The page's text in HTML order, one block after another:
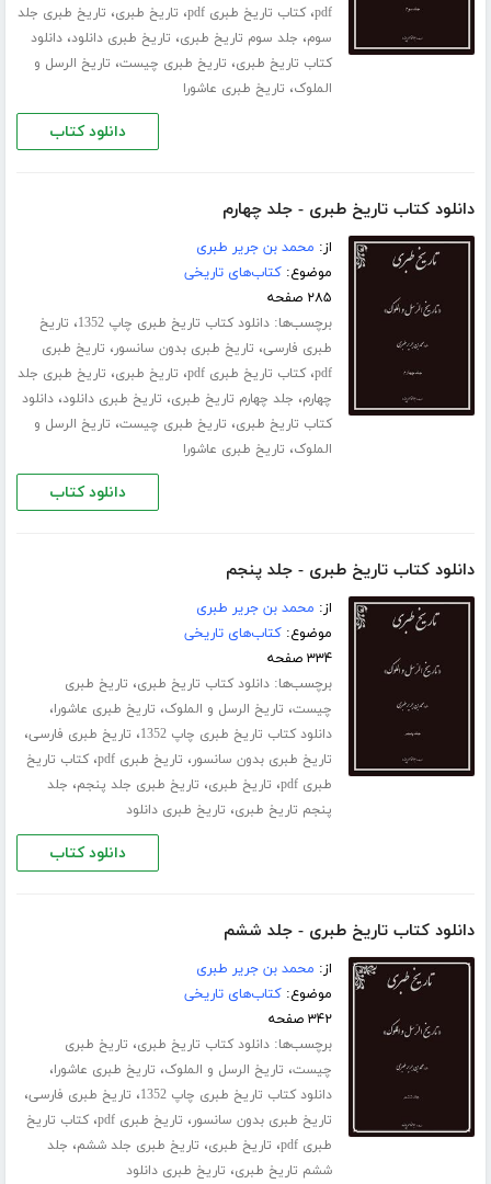
pdf،کتاب تاریخ طبری pdf ، تاریخ طبری، تاریخ طبری جلد
سوم، جلد سوم تاریخ طبری، تاریخ طبری دانلود،دانلود
کتاب تاریخ طبری، تاریخ طبری چیست، تاریخ الرسل و
الملوک، تاریخ طبری عاشورا
دانلود کتاب
دانلود کتاب تاریخ طبری - جلد چهارم
از: محمد بن جریر طبری
موضوع:کتاب‌های تاریخی
۲۸۵ صفحه
برچسب‌ها:دانلود کتاب تاریخ طبری چاپ 1352 ، تاریخ
طبری فارسی، تاریخ طبری بدون سانسور، تاریخ طبری
pdf،کتاب تاریخ طبری pdf ، تاریخ طبری، تاریخ طبری جلد
چهارم، جلد چهارم تاریخ طبری، تاریخ طبری دانلود،دانلود
کتاب تاریخ طبری، تاریخ طبری چیست، تاریخ الرسل و
الملوک، تاریخ طبری عاشورا
دانلود کتاب
دانلود کتاب تاریخ طبری - جلد پنجم
از: محمد بن جریر طبری
موضوع:کتاب‌های تاریخی
۳۳۴ صفحه
برچسب‌ها:دانلود کتاب تاریخ طبری، تاریخ طبری
چیست، تاریخ الرسل و الملوک، تاریخ طبری عاشورا،
دانلود کتاب تاریخ طبری چاپ 1352 ، تاریخ طبری فارسی،
تاریخ طبری بدون سانسور، تاریخ طبری pdf ،کتاب تاریخ
طبری pdf
، تاریخ طبری، تاریخ طبری جلد پنجم، جلد
پنجم تاریخ طبری، تاریخ طبری دانلود
دانلود کتاب
دانلود کتاب تاریخ طبری - جلد ششم
از: محمد بن جریر طبری
موضوع:کتاب‌های تاریخی
۳۴۲ صفحه
برچسب‌ها:دانلود کتاب تاریخ طبری، تاریخ طبری
چیست، تاریخ الرسل و الملوک، تاریخ طبری عاشورا،
دانلود کتاب تاریخ طبری چاپ 1352 ، تاریخ طبری فارسی،
تاریخ طبری بدون سانسور، تاریخ طبری pdf ،کتاب تاریخ
طبری pdf
، تاریخ طبری، تاریخ طبری جلد ششم، جلد
ششم تاریخ طبری، تاریخ طبری دانلود